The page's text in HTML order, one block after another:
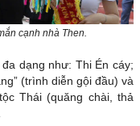
cạnh nhà Then.
dạng như: Thi Én cáy;
(trình diễn gội đầu) và
Thái (quăng chài, thả